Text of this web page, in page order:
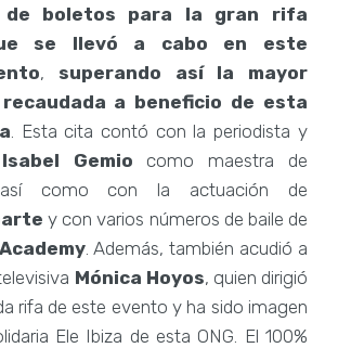
boletos para la gran rifa
se llevó a cabo en este
, superando así la mayor
a beneficio de esta
. Esta cita contó con la periodista y
Isabel Gemio como maestra de
así como con la actuación de
y con varios números de baile de
. Además, también acudió a
Mónica Hoyos, quien dirigió
rifa de este evento y ha sido imagen
Ele Ibiza de esta ONG. El 100%